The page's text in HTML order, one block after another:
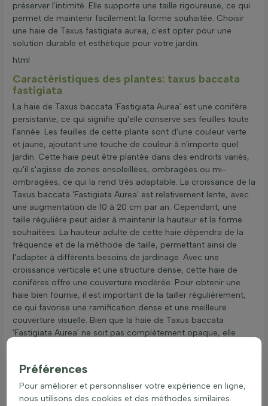
préserver l'intimité. Elle supporte une taille rigoureuse, ce qui
permet de maintenir facilement la forme souhaitée. Choisir
une haie de Taxus fastigiata aurea, c'est opter pour une
solution durable et esthétique pour votre jardin.
html
Caractéristiques des plantes: taxus baccata
fastigiata
La haie de Taxus baccata 'Fastigiata Aurea' est une conifère
persistante, ce qui signifie qu'elle conserve ses feuilles toute
l'année. Les feuilles de cette plante sont d'une couleur verte
et jaune, ajoutant une touche de couleur à n'importe quel
jardin. Cette haie peut être plantée dans des endroits variés,
qu'il s'agisse de zones ensoleillées, ombragées ou mi-
ombragées, ce qui la rend très adaptable. La croissance de la
Taxus baccata 'Fastigiata Aurea' est relativement lente, avec
une augmentation de 10 à 20 cm par an. Cependant, une
taille régulière peut aider à maintenir la hauteur et la forme
souhaitées. La hauteur adulte de cette haie dépendra de la
fréquence et de la méthode de taille, permettant ainsi de
l'adapter à différents besoins de jardinage. Avec une
croissance verticale et une structure dense, cette haie de
conifères offre une couverture modérée. Pour obtenir une
haie bien fournie, il est important de la tailler régulièrement,
ce qui favorise une ramification dense et une meilleure
couverture visuelle. Bien que la haie de Taxus baccata
'Fastigiata Aurea' ne soit pas complètement opaque, elle
haie à feuilles persistantes, la Taxus baccata 'Fastigiata Aurea'
est une excellente option. Elle combine esthétique et
fonctionnalité, tout en étant facile à entretenir. Pour plus
Préférences
Pour améliorer et personnaliser votre expérience en ligne,
nous utilisons des cookies et des méthodes similaires.